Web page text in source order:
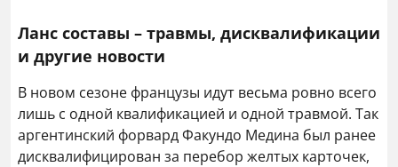
Ланс составы – травмы, дисквалификации
и другие новости
В новом сезоне французы идут весьма ровно всего
лишь с одной квалификацией и одной травмой. Так
аргентинский форвард Факундо Медина был ранее
дисквалифицирован за перебор желтых карточек,